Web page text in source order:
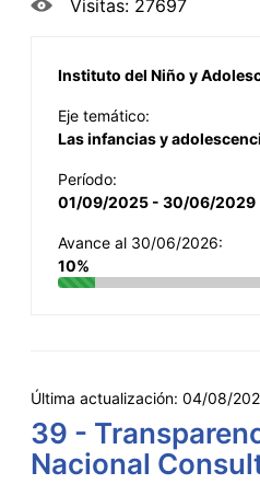
Visitas: 27697
Instituto del Niño y
Eje temático:
Las infancias y
Período:
01/09/2025 - 30/06/2029
Avance al 30/06/2026:
10%
Última actualización: 04/08/
39 -
Nacional